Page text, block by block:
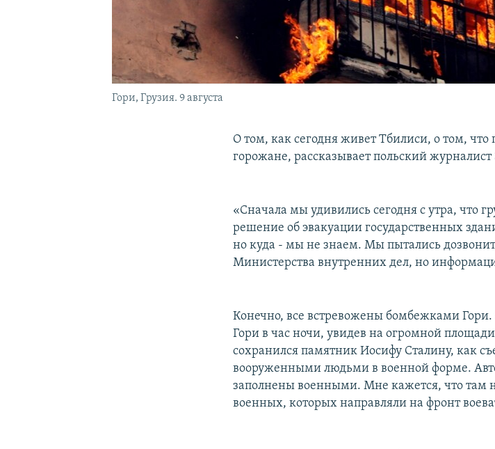
Гори, Грузия. 9 августа
О том, как сегодня живет Тбилиси, о том, что
горожане, рассказывает польский
«Сначала мы удивились сегодня с утра, что
решение об эвакуации государственных
но куда - мы не знаем. Мы пытались
Министерства внутренних дел, но
Конечно, все встревожены бомбежками
Гори в час ночи, увидев на огромной
сохранился памятник Иосифу Сталину, как
вооруженными людьми в военной форме.
заполнены военными. Мне кажется, что там
военных, которых направляли на фронт